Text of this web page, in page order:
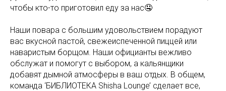
чтобы кто-то приготовил еду за нас🤤
Наши повара с большим удовольствием порадуют
вас вкусной пастой, свежеиспеченной пиццей или
наваристым борщом. Наши официанты вежливо
обслужат и помогут с выбором, а кальянщики
добавят дымной атмосферы в ваш отдых. В общем,
команда ‘БИБЛИОТЕКА Shisha Lounge’ сделает все,